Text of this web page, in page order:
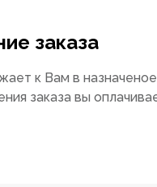
заказа
к Вам в
заказа вы